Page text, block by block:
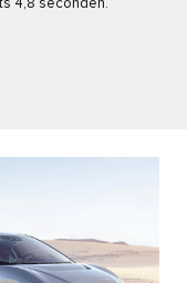
4,8 seconden.